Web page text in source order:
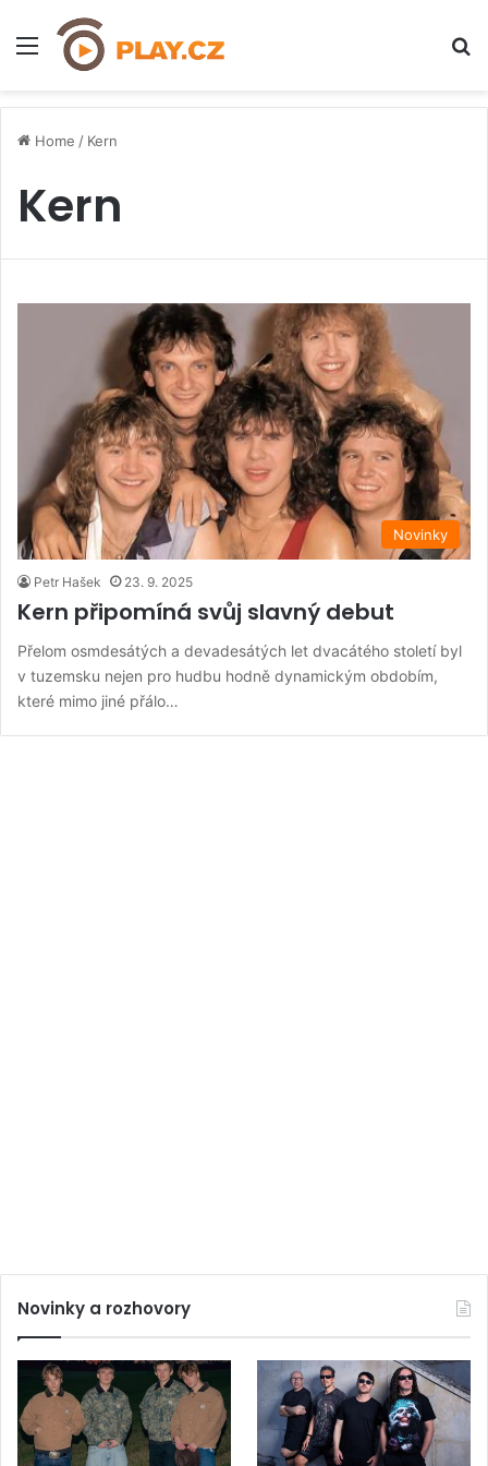
Menu
Home / Kern
Kern
Novinky
Petr Hašek 23. 9. 2025
Kern připomíná svůj slavný debut
Přelom osmdesátých a devadesátých let dvacátého století byl
v tuzemsku nejen pro hudbu hodně dynamickým obdobím,
které mimo jiné přálo…
Novinky a rozhovory